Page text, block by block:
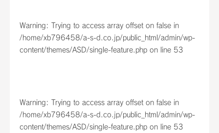
Warning : Trying to access array offset on false in
/home/xb796458/a-s-d.co.jp/public_html/admin/wp-
content/themes/ASD/single-feature.php on line 53
Warning : Trying to access array offset on false in
/home/xb796458/a-s-d.co.jp/public_html/admin/wp-
content/themes/ASD/single-feature.php on line 53